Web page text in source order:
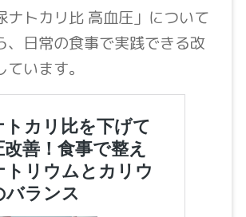
ナトカリ比 高血圧」について
、日常の食事で実践できる改
います。